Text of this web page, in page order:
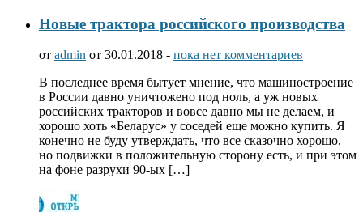
Новые трактора российского производства
от admin от 30.01.2018 - пока нет комментариев
В последнее время бытует мнение, что машиностроение
в России давно уничтожено под ноль, а уж новых
российских тракторов и вовсе давно мы не делаем, и
хорошо хоть «Беларус» у соседей еще можно купить. Я
конечно не буду утверждать, что все сказочно хорошо,
но подвижки в положительную сторону есть, и при этом
на фоне разрухи 90-ых […]